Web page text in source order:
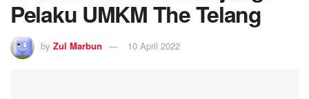
Pelaku UMKM The Telang
by Zul Marbun 10 April 2022